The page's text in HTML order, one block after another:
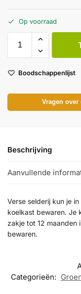
Op voorraad
Boodschappenlijst
Vragen
Beschrijving
Aanvullende
Verse selderij kun je
koelkast bewaren. Je
zakje tot 12 maanden
bewaren.
Categorieën: